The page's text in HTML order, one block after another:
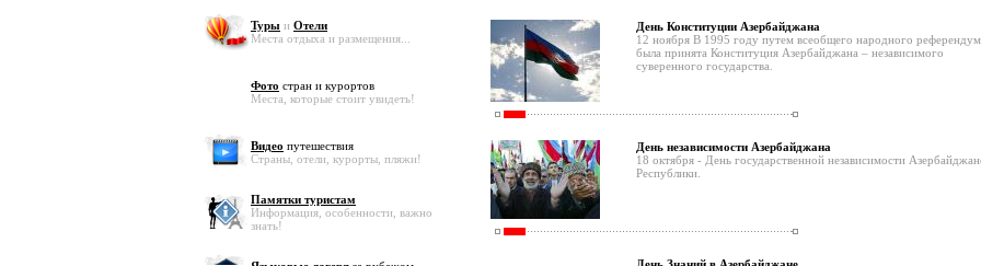
Туры и Отели
Места отдыха и размещения...
Фото стран и курортов
Места, которые стоит увидеть!
Видео путешествия
Страны, отели, курорты, пляжи!
Памятки туристам
Информация, особенности, важно
знать!
День Конституции Азербайджана
12 ноября В 1995 году путем всеобщего народного
была принята Конституция Азербайджана – независимого
суверенного государства.
День независимости Азербайджана
18 октября - День государственной независимости
Республики.